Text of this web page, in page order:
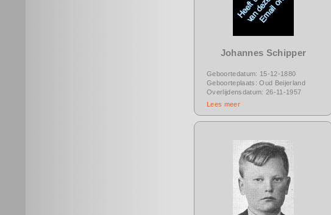
Johannes Schipper
Geboortedatum: 15-12-1880
Geboorteplaats: Oud Beijerland
Overlijdensdatum: 26-11-1957
Lees meer